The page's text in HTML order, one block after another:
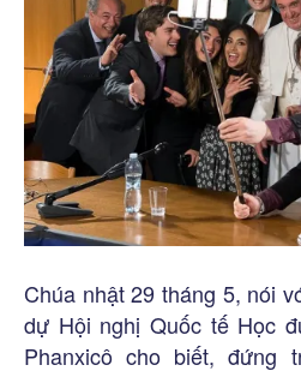
Chúa nhật 29 tháng 5, nói
dự Hội nghị Quốc tế Học
Phanxicô cho biết, đứng